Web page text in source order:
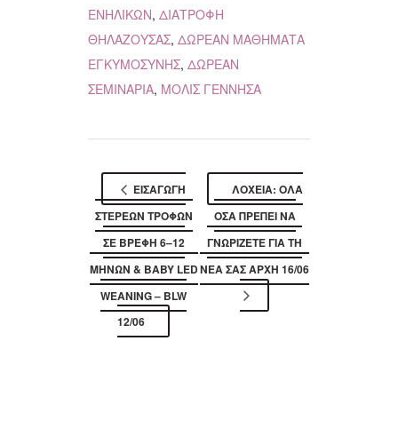
ΕΝΗΛΙΚΩΝ, ΔΙΑΤΡΟΦΗ
ΘΗΛΑΖΟΥΣΑΣ, ΔΩΡΕΑΝ ΜΑΘΗΜΑΤΑ
ΕΓΚΥΜΟΣΥΝΗΣ, ΔΩΡΕΑΝ
ΣΕΜΙΝΑΡΙΑ, ΜΟΛΙΣ ΓΕΝΝΗΣΑ
ΕΙΣΑΓΩΓΗ
ΣΤΕΡΕΩΝ ΤΡΟΦΩΝ
ΣΕ ΒΡΕΦΗ 6–12
ΜΗΝΩΝ & BABY LED
WEANING – BLW
12/06
ΛΟΧΕΙΑ: ΌΛΑ
ΌΣΑ ΠΡΈΠΕΙ ΝΑ
ΓΝΩΡΊΖΕΤΕ ΓΙΑ ΤΗ
ΝΈΑ ΣΑΣ ΑΡΧΉ 16/06